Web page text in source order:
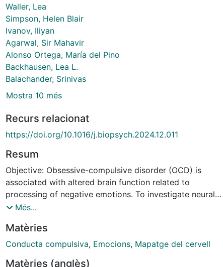
Waller, Lea
Simpson, Helen Blair
Ivanov, Iliyan
Agarwal, Sir Mahavir
Alonso Ortega, María del Pino
Backhausen, Lea L.
Balachander, Srinivas
Mostra 10 més
Recurs relacionat
https://doi.org/10.1016/j.biopsych.2024.12.011
Resum
Objective: Obsessive-compulsive disorder (OCD) is
associated with altered brain function related to
processing of negative emotions. To investigate neural
correlates of negative valence in OCD, we pooled
individuals with OCD and 453 healthy control participants
from 16 studies using different negatively valenced tasks
Més...
Matèries
Conducta compulsiva, Emocions, Mapatge del cervell
Matèries (anglès)